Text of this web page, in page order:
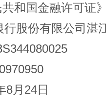
和国金融许可证
股份有限公司湛
8月24日